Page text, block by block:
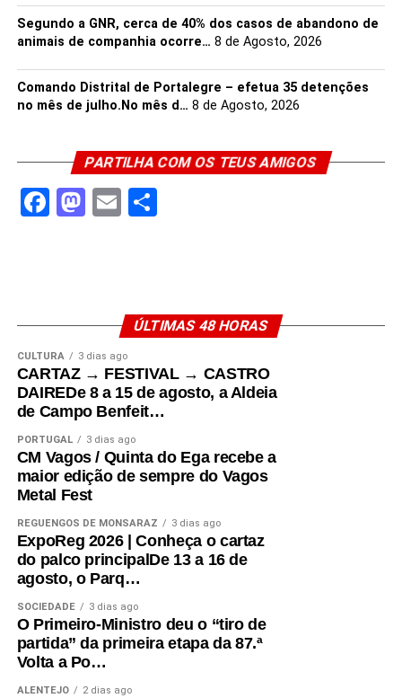
Segundo a GNR, cerca de 40% dos casos de abandono de
animais de companhia ocorre… 8 de Agosto, 2026
Comando Distrital de Portalegre – efetua 35 detenções
no mês de julho.No mês d… 8 de Agosto, 2026
PARTILHA COM OS TEUS AMIGOS
Facebook
Mastodon
EmailShare
ÚLTIMAS 48 HORAS
CULTURA 3 dias ago
CARTAZ → FESTIVAL → CASTRO
DAIREDe 8 a 15 de agosto, a Aldeia
de Campo Benfeit…
PORTUGAL 3 dias ago
CM Vagos / Quinta do Ega recebe a
maior edição de sempre do Vagos
Metal Fest
REGUENGOS DE MONSARAZ 3 dias ago
ExpoReg 2026 | Conheça o cartaz
do palco principalDe 13 a 16 de
agosto, o Parq…
SOCIEDADE 3 dias ago
O Primeiro-Ministro deu o “tiro de
partida” da primeira etapa da 87.ª
Volta a Po…
ALENTEJO 2 dias ago